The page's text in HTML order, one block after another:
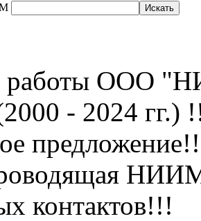
работы ООО
- 2024 гг.)
контактов!!!